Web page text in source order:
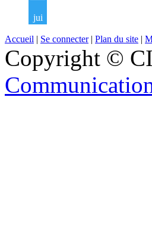
jui
Accueil | Se connecter| Plan du site |
Copyright ©